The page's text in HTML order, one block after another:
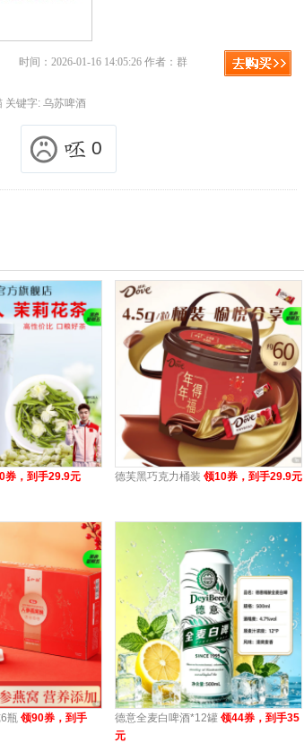
时间：2026-01-16 14:05:26 作者：群
关键字: 乌苏啤酒
0
券，到手29.9元 德芙黑巧克力桶装 领10券，到手29.9元
瓶 领90券，到手
德意全麦白啤酒*12罐 领44券，到手35
元